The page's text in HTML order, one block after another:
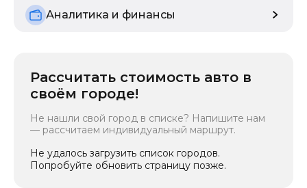
Аналитика и финансы
Рассчитать стоимость авто в
своём городе!
Не нашли свой город в списке? Напишите нам
— рассчитаем индивидуальный маршрут.
Не удалось загрузить список городов.
Попробуйте обновить страницу позже.